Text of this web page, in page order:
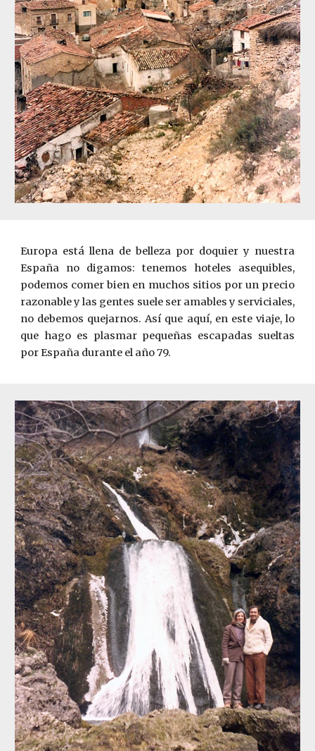
Europa está llena de belleza por doquier y nuestra
España no digamos: tenemos hoteles asequibles,
podemos comer bien en muchos sitios por un precio
razonable y las gentes suele ser amables y serviciales,
no debemos quejarnos. Así que aquí, en este viaje, lo
que hago es plasmar pequeñas escapadas sueltas
por España durante el año 79.